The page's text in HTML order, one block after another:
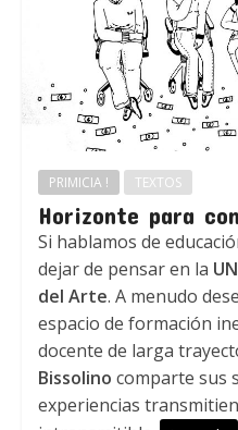
PRIMICIA ! TEXTOS
Horizonte para
Si hablamos de
dejar de pensar en la
del Arte. A menudo
espacio de formación
docente de larga
Bissolino comparte sus
experiencias